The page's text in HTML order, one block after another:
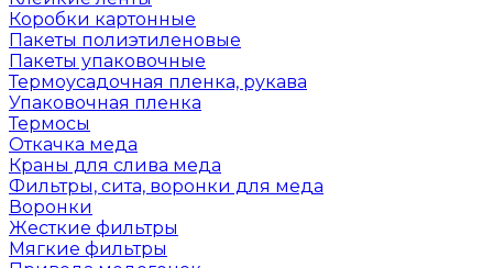
Коробки картонные
Пакеты полиэтиленовые
Пакеты упаковочные
Термоусадочная пленка, рукава
Упаковочная пленка
Термосы
Откачка меда
Краны для слива меда
Фильтры, сита, воронки для меда
Воронки
Жесткие фильтры
Мягкие фильтры